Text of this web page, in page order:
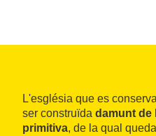
L'església que es
ser construïda damunt de
primitiva, de la qual